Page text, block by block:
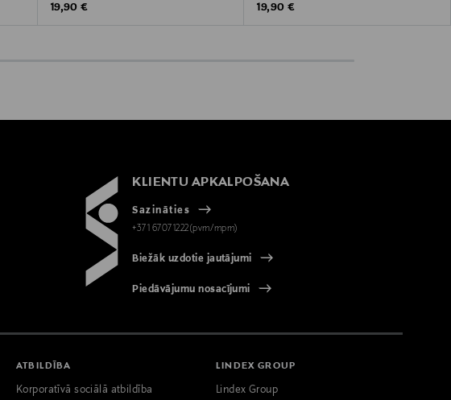
Original Price
19,90 €
Original Price
19,90 €
KLIENTU APKALPOŠANA
Sazināties
+371 67071222(pvm/mpm)
Biežāk uzdotie jautājumi
Piedāvājumu nosacījumi
ATBILDĪBA
Korporatīvā sociālā atbildība
LINDEX GROUP
Lindex Group